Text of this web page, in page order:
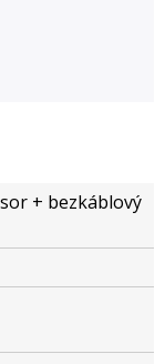
+ bezkáblový